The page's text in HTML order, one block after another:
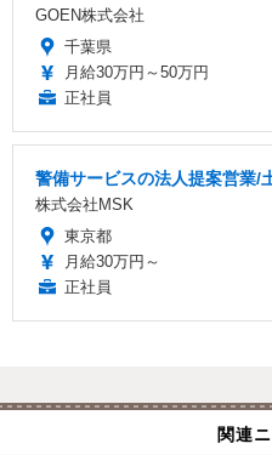
GOEN株式会社
千葉県
月給30万円～50万円
正社員
警備サービスの法人提案営業/
株式会社MSK
東京都
月給30万円～
正社員
関連